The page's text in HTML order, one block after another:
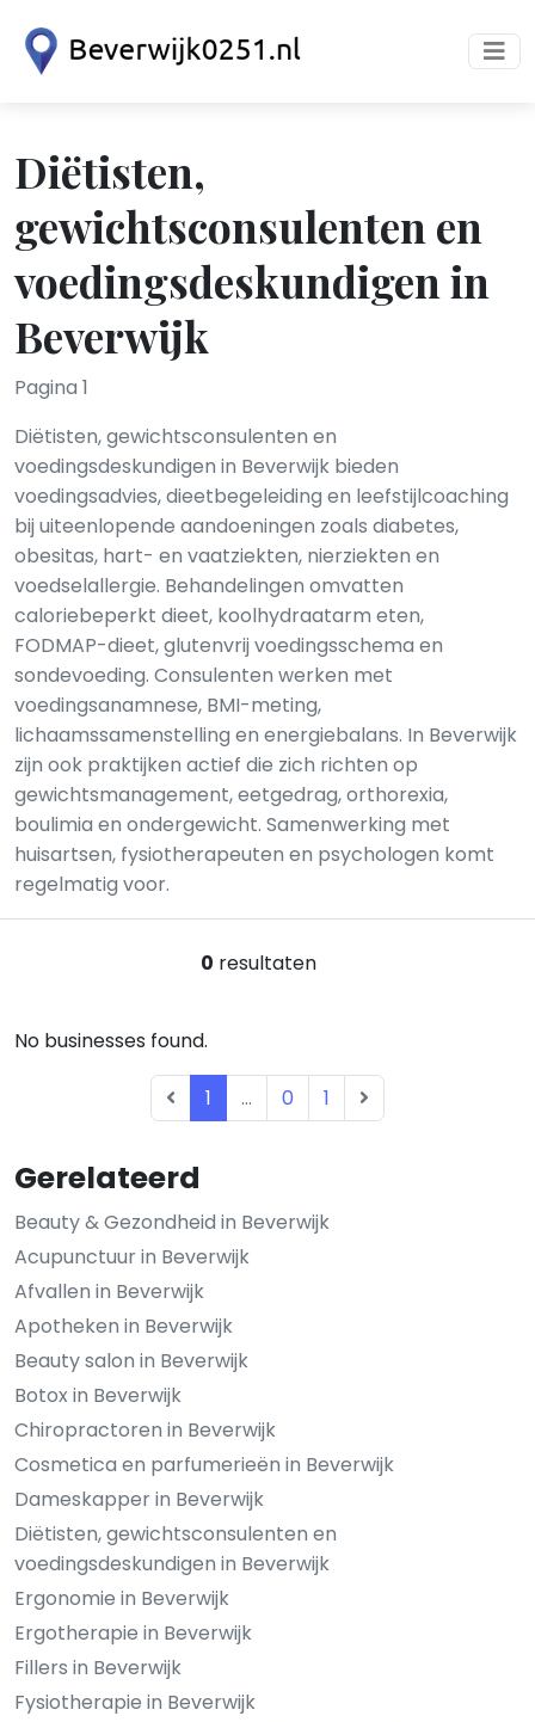
Diëtisten,
gewichtsconsulenten en
voedingsdeskundigen in
Beverwijk
Pagina 1
Diëtisten, gewichtsconsulenten en
voedingsdeskundigen in Beverwijk bieden
voedingsadvies, dieetbegeleiding en leefstijlcoaching
bij uiteenlopende aandoeningen zoals diabetes,
obesitas, hart- en vaatziekten, nierziekten en
voedselallergie. Behandelingen omvatten
caloriebeperkt dieet, koolhydraatarm eten,
FODMAP-dieet, glutenvrij voedingsschema en
sondevoeding. Consulenten werken met
voedingsanamnese, BMI-meting,
lichaamssamenstelling en energiebalans. In Beverwijk
zijn ook praktijken actief die zich richten op
gewichtsmanagement, eetgedrag, orthorexia,
boulimia en ondergewicht. Samenwerking met
huisartsen, fysiotherapeuten en psychologen komt
regelmatig voor.
Gerelateerd
Beauty & Gezondheid in Beverwijk
Acupunctuur in Beverwijk
Afvallen in Beverwijk
Apotheken in Beverwijk
Beauty salon in Beverwijk
Botox in Beverwijk
Chiropractoren in Beverwijk
Cosmetica en parfumerieën in Beverwijk
Dameskapper in Beverwijk
Diëtisten, gewichtsconsulenten en
voedingsdeskundigen in Beverwijk
Ergonomie in Beverwijk
Ergotherapie in Beverwijk
Fillers in Beverwijk
Fysiotherapie in Beverwijk
0 resultaten
No businesses found.
1 ... 0 1